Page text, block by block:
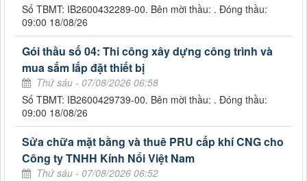
Số TBMT: IB2600432289-00. Bên mời thầu: . Đóng thầu:
09:00 18/08/26
Gói thầu số 04: Thi công xây dựng công trình và
mua sắm lắp đặt thiết bị
Thứ sáu - 07/08/2026 06:58
Số TBMT: IB2600429739-00. Bên mời thầu: . Đóng thầu:
09:00 18/08/26
Sửa chữa mặt bằng và thuê PRU cấp khí CNG cho
Công ty TNHH Kính Nổi Việt Nam
Thứ sáu - 07/08/2026 06:52